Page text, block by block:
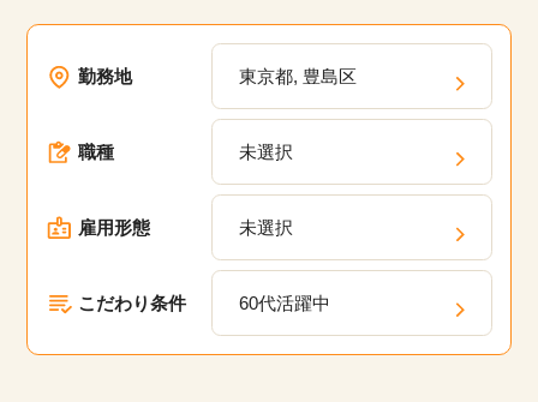
勤務地 東京都, 豊島区
職種 未選択
雇用形態 未選択
こだわり条件 60代活躍中